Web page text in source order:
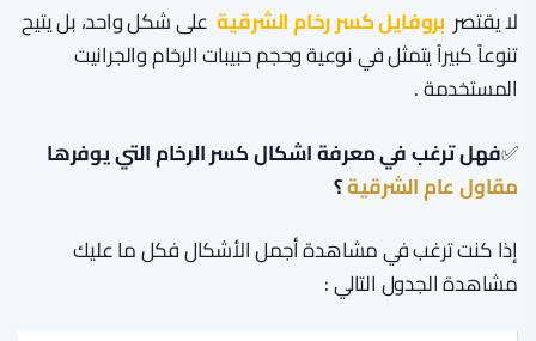
لا يقتصر بروفايل كسر رخام الشرقية على شكل واحد، بل يتيح
تنوعاً كبيراً يتمثل في نوعية وحجم حبيبات الرخام والجرانيت
المستخدمة .
✅فهل ترغب في معرفة اشكال كسر الرخام التي يوفرها
مقاول عام الشرقية؟
إذا كنت ترغب في مشاهدة أجمل الأشكال فكل ما عليك
مشاهدة الجدول التالي :